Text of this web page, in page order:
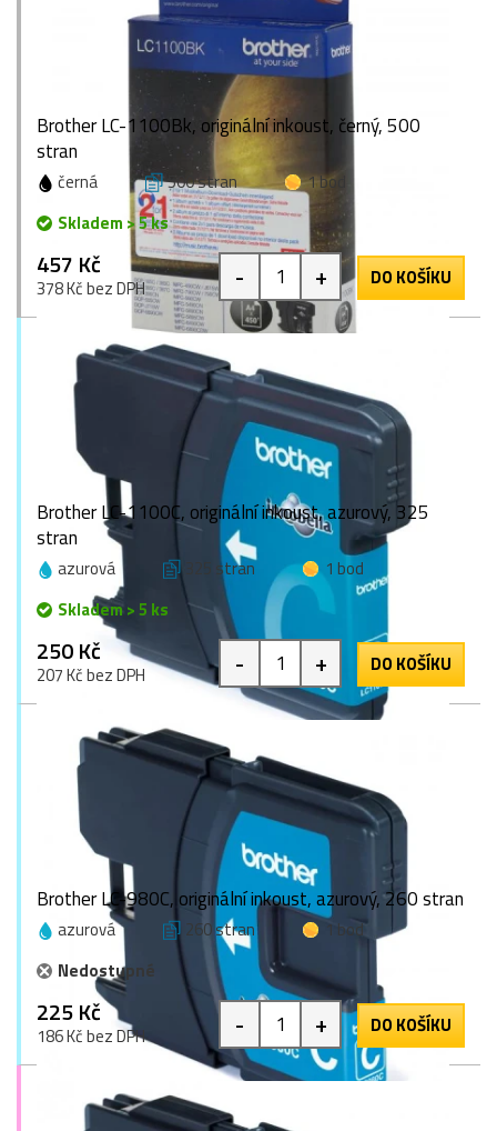
Brother LC-1100Bk, originální inkoust, černý, 500
stran
černá 500 stran
1 bod
Skladem > 5 ks
457 Kč
378 Kč bez DPH - + DO KOŠÍKU
Brother LC-1100C, originální inkoust, azurový, 325
stran
azurová 325 stran
1 bod
Skladem > 5 ks
250 Kč
207 Kč bez DPH - + DO KOŠÍKU
Brother LC-980C, originální inkoust, azurový, 260 stran
azurová 260 stran
1 bod
Nedostupné
225 Kč
186 Kč bez DPH - + DO KOŠÍKU